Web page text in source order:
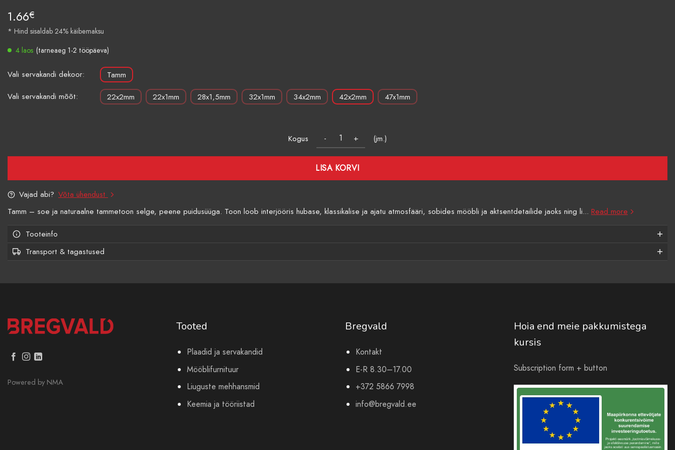
1.66€
* Hind sisaldab 24% käibemaksu
4 laos (tarneaeg 1-2 tööpäeva)
Vali servakandi dekoor:
Tamm
Vali servakandi mõõt:
22x2mm 22x1mm 28x1,5mm 32x1mm 34x2mm 42x2mm 47x1mm
Kogus (jm.)
LISA KORVI
Vajad abi? Võta ühendust
Tamm – soe ja naturaalne tammetoon selge, peene puidusüüga. Toon loob interjööris hubase, klassikalise ja ajatu atmosfääri, sobides mööbli ja aktsentdetailide jaoks ning li... Read more
Tooteinfo
Transport & tagastused
Powered by NMA
Tooted
Plaadid ja servakandid
Mööblifurnituur
Liuguste mehhansmid
Keemia ja tööriistad
Bregvald
Kontakt
E-R 8.30–17.00
+372 5866 7998
info@bregvald.ee
Hoia end meie pakkumistega
kursis
Subscription form + button